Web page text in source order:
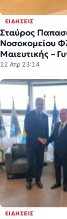
ΕΙΔΉΣΕΙΣ
Σταύρος
Νοσοκομείου
Μαιευτικής –
22 Απρ 23:14
ΕΙΔΉΣΕΙΣ